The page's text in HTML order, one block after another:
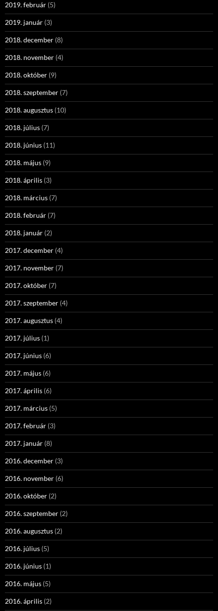
2019. február (5)
2019. január (3)
2018. december (8)
2018. november (4)
2018. október (9)
2018. szeptember (7)
2018. augusztus (10)
2018. július (7)
2018. június (11)
2018. május (9)
2018. április (3)
2018. március (7)
2018. február (7)
2018. január (2)
2017. december (4)
2017. november (7)
2017. október (7)
2017. szeptember (4)
2017. augusztus (4)
2017. július (1)
2017. június (6)
2017. május (6)
2017. április (6)
2017. március (5)
2017. február (3)
2017. január (8)
2016. december (3)
2016. november (6)
2016. október (2)
2016. szeptember (2)
2016. augusztus (2)
2016. július (5)
2016. június (1)
2016. május (5)
2016. április (2)